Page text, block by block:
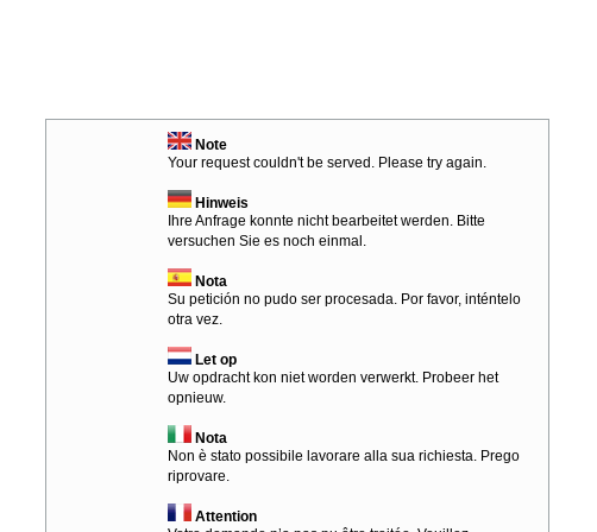
Note
Your request couldn't be served. Please try again.
Hinweis
Ihre Anfrage konnte nicht bearbeitet werden. Bitte
versuchen Sie es noch einmal.
Nota
Su petición no pudo ser procesada. Por favor, inténtelo
otra vez.
Let op
Uw opdracht kon niet worden verwerkt. Probeer het
opnieuw.
Nota
Non è stato possibile lavorare alla sua richiesta. Prego
riprovare.
Attention